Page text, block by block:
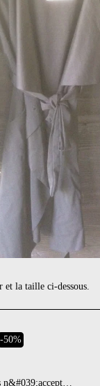
et la taille ci-dessous.
-50%
il devait y avoir un défaut, nous nous gardons de vous proposer une note de crédit sur votre prochaine commande.